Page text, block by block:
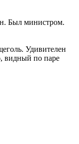
Был министром.
Удивителен
видный по паре